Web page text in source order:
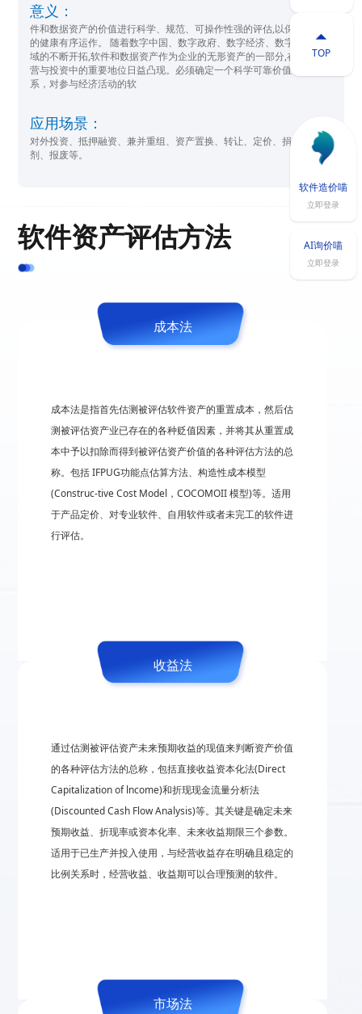
意义：
件和数据资产的价值进行科学、规范、可操作性强的评估,以保证市场
的健康有序运作。 随着数字中国、数字政府、数字经济、数字社会领
域的不断开拓,软件和数据资产作为企业的无形资产的一部分,在单位运
营与投资中的重要地位日益凸现。必须确定一个科学可靠价值评估体
系，对参与经济活动的软
应用场景：
对外投资、抵押融资、兼并重组、资产置换、转让、定价、捐赠、调
剂、报废等。
软件资产评估方法
成本法
成本法是指首先估测被评估软件资产的重置成本，然后估
测被评估资产业已存在的各种贬值因素，并将其从重置成
本中予以扣除而得到被评估资产价值的各种评估方法的总
称。包括 IFPUG功能点估算方法、构造性成本模型
(Construc-tive Cost Model，COCOMOII 模型)等。适用
于产品定价、对专业软件、自用软件或者未完工的软件进
行评估。
收益法
通过估测被评估资产未来预期收益的现值来判断资产价值
的各种评估方法的总称，包括直接收益资本化法(Direct
Capitalization of lncome)和折现现金流量分析法
(Discounted Cash Flow Analysis)等。其关键是确定未来
预期收益、折现率或资本化率、未来收益期限三个参数。
适用于已生产并投入使用，与经营收益存在明确且稳定的
比例关系时，经营收益、收益期可以合理预测的软件。
市场法

TOP
软件造价喵
立即登录
AI询价喵
立即登录